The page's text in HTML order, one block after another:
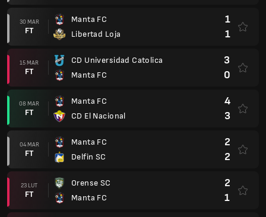
30 MAR
FT
Manta FC
Libertad Loja
1
1
15 MAR
FT
CD Universidad Catolica
Manta FC
3
0
08 MAR
FT
Manta FC
CD El Nacional
4
3
04 MAR
FT
Manta FC
Delfin SC
2
2
23 LUT
FT
Orense SC
Manta FC
2
1